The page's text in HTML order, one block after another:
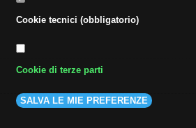
Cookie tecnici (obbligatorio)
Cookie di terze parti
SALVA LE MIE PREFERENZE